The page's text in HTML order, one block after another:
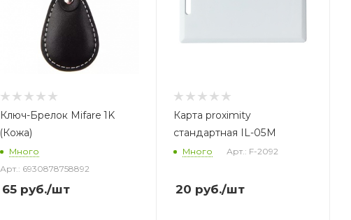
Ключ-Брелок Mifare 1K
(Кожа)
Много
Арт.: 6930878758892
65руб./шт
Карта proximity
стандартная IL-05M
Много Арт.: F-2092
20 руб./шт